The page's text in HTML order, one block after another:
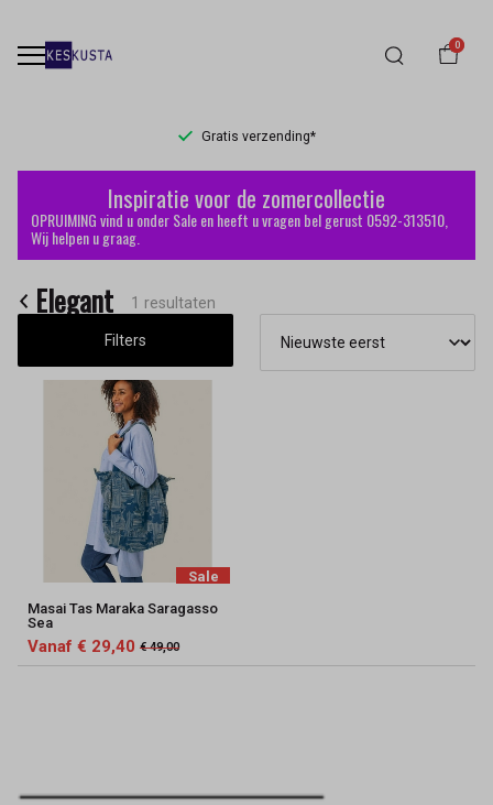
0
Gratis verzending*
Elegant
Keskusta
Inspiratie voor de zomercollectie
OPRUIMING vind u onder Sale en heeft u vragen bel gerust 0592-313510,
Wij helpen u graag.
Elegant 1 resultaten
Filters
Sale
Masai Tas Maraka Saragasso
Sea
Vanaf € 29,40 € 49,00